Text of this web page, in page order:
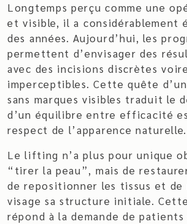
Longtemps perçu comme une
et visible, il a considérablement
des années. Aujourd’hui, les
permettent d’envisager des
avec des incisions discrètes voire
imperceptibles. Cette quête
sans marques visibles traduit le
d’un équilibre entre efficacité
respect de l’apparence naturelle.
Le lifting n’a plus pour unique
“tirer la peau”, mais de
de repositionner les tissus et de
visage sa structure initiale.
répond à la demande de